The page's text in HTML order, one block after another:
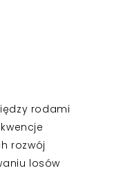
rodami
rozwój
losów